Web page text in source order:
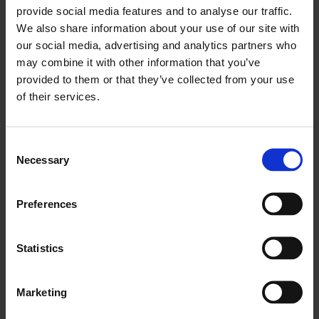
provide social media features and to analyse our traffic.
We also share information about your use of our site with
our social media, advertising and analytics partners who
may combine it with other information that you’ve
provided to them or that they’ve collected from your use
of their services.
Selection
Necessary
Preferences
Statistics
Marketing
vaatimustenmukaisuusvaatimukset,
turvallisuusmerkinnät ja yleinen tietotaito tehtävästä
sisältyvät keskitettyyn, helposti käytettävissä olevaan
järjestelmään.
Parempi näkyvyys, saavutettavuus
tilauksenhallintaprosessin, työ-, huolto- ja
on hallussaan kyseinen asiakirja. Jos valitset
huoltotyömääräyksiä, huolto-osastot voivat antaa
teknikoilleen pääsyn mobiililaitteen kautta.
Sen lisäksi, että kunnossapitoteknikot voivat